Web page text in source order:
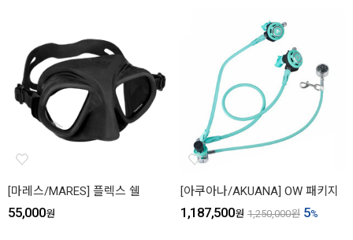
[마레스/MARES] 플렉스 쉘
55,000원
[아쿠아나/AKUANA] OW 패키지
1,187,500원 1,250,000원 5%